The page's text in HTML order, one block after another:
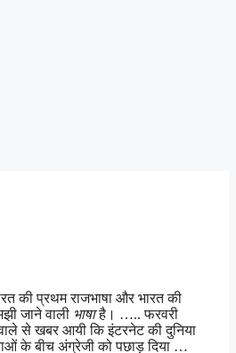
की प्रथम राजभाषा और भारत की
जाने वाली भाषाहै। ….. फरवरी
से खबर आयी कि इंटरनेट की दुनिया
के बीच अंग्रेजी को पछाड़ दिया …